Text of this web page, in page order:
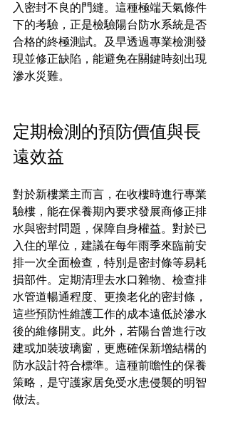
入密封不良的門縫。這種極端天氣條件
下的考驗，正是檢驗陽台防水系統是否
合格的終極測試。及早透過專業檢測發
現並修正缺陷，能避免在關鍵時刻出現
滲水災難。
定期檢測的預防價值與長
遠效益
對於新樓業主而言，在收樓時進行專業
驗樓，能在保養期內要求發展商修正排
水與密封問題，保障自身權益。對於已
入住的單位，建議在每年雨季來臨前安
排一次全面檢查，特別是密封條等易耗
損部件。定期清理去水口雜物、檢查排
水管道暢通程度、更換老化的密封條，
這些預防性維護工作的成本遠低於滲水
後的維修開支。此外，若陽台曾進行改
建或加裝玻璃窗，更應確保新增結構的
防水設計符合標準。這種前瞻性的保養
策略，是守護家居免受水患侵襲的明智
做法。